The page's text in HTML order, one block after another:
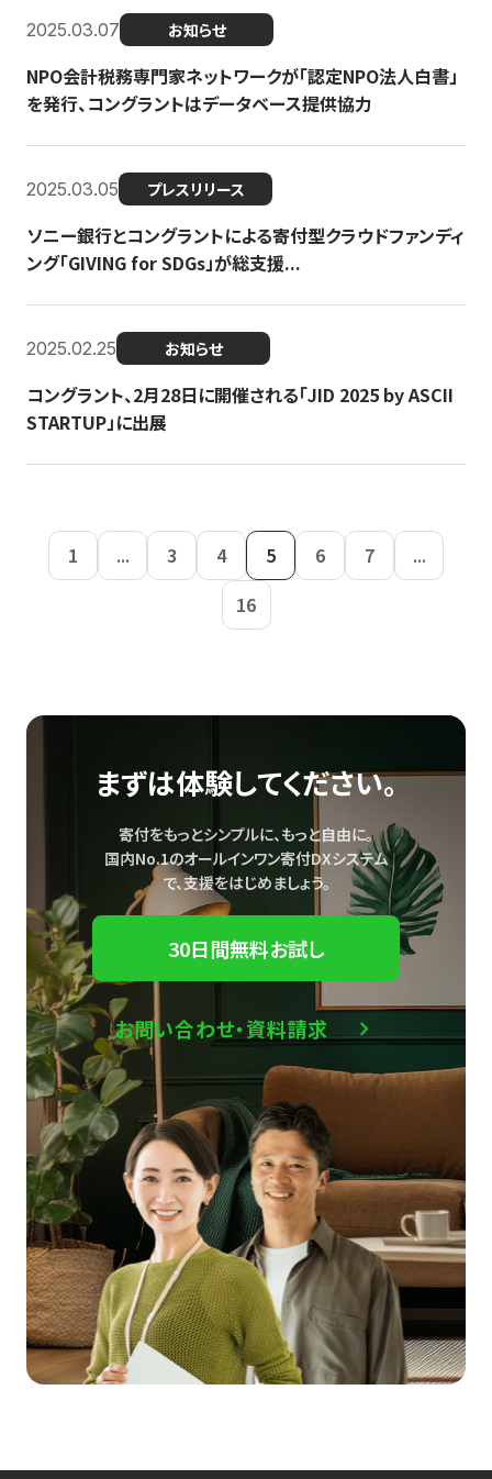
2025.03.07 お知らせ
NPO会計税務専門家ネットワークが「認定NPO法人白書」
を発行、コングラントはデータベース提供協力
2025.03.05 プレスリリース
ソニー銀行とコングラントによる寄付型クラウドファンディ
ング「GIVING for SDGs」が総支援...
2025.02.25 お知らせ
コングラント、2月28日に開催される「JID 2025 by ASCII
STARTUP」に出展
1 ... 3 4 5 6 7
...
16
まずは体験してください。
寄付をもっとシンプルに、もっと自由に。
国内No.1のオールインワン寄付DXシステム
で、支援をはじめましょう。
30日間無料お試し
お問い合わせ・資料請求